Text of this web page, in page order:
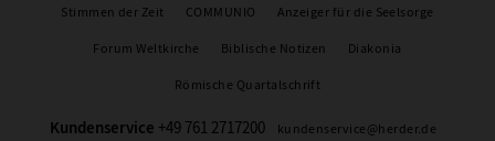
Stimmen der Zeit COMMUNIO Anzeiger für die Seelsorge
Forum Weltkirche Biblische Notizen Diakonia
Römische Quartalschrift
Kundenservice +49 761 2717200 kundenservice@herder.de